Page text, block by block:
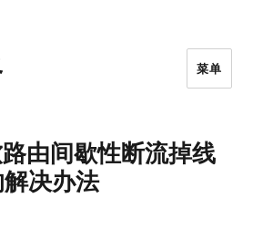
菜单
由间歇性断流掉线
决办法